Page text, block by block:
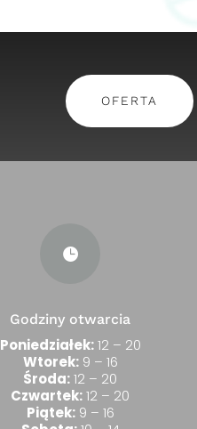
OFERTA

Godziny otwarcia
Poniedziałek:12 – 20
Wtorek:9 – 16
Środa:12 – 20
Czwartek:12 – 20
Piątek:9 – 16